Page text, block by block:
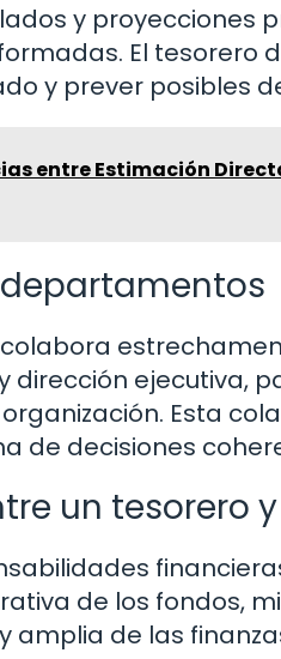
y proyecciones
El tesorero
y prever posibles
entre Estimación
colabora
dirección ejecutiva,
Esta
de decisiones
un tesorero
de los fondos,
amplia de las